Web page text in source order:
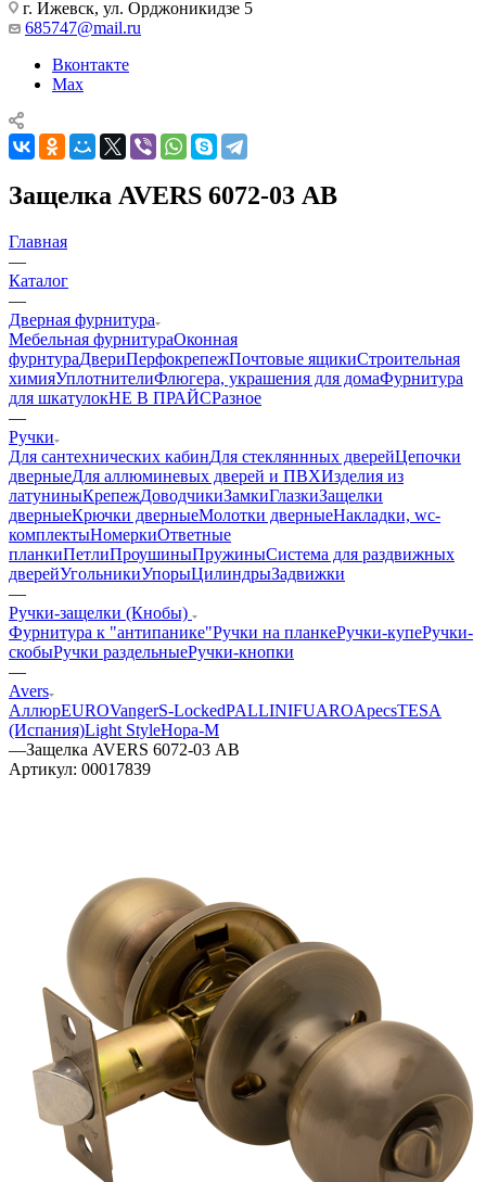
г. Ижевск, ул. Орджоникидзе 5
685747@mail.ru
Вконтакте
Max
Защелка AVERS 6072-03 АВ
Главная
—
Каталог
—
Дверная фурнитура
Мебельная фурнитураОконная
фурнтураДвериПерфокрепежПочтовые ящикиСтроительная
химияУплотнителиФлюгера, украшения для домаФурнитура
для шкатулокНЕ В ПРАЙСРазное
—
Ручки
Для сантехнических кабинДля стекляннных дверейЦепочки
дверныеДля аллюминевых дверей и ПВХИзделия из
латуниныКрепежДоводчикиЗамкиГлазкиЗащелки
дверныеКрючки дверныеМолотки дверныеНакладки, wc-
комплектыНомеркиОтветные
планкиПетлиПроушиныПружиныСистема для раздвижных
дверейУгольникиУпорыЦилиндрыЗадвижки
—
Ручки-защелки (Кнобы)
Фурнитура к "антипанике"Ручки на планкеРучки-купеРучки-
скобыРучки раздельныеРучки-кнопки
—
Avers
АллюрEUROVangerS-LockedPALLINIFUAROApecsTESA
(Испания)Light StyleНора-М
—Защелка AVERS 6072-03 АВ
Артикул: 00017839